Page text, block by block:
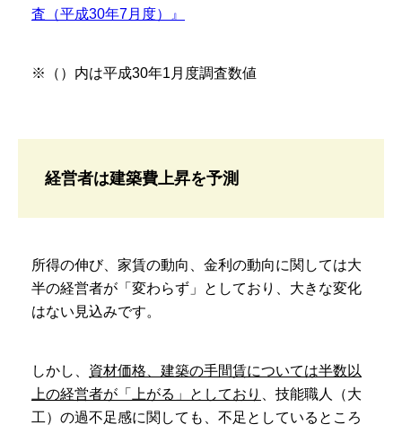
査（平成30年7月度）』
※（）内は平成30年1月度調査数値
経営者は建築費上昇を予測
所得の伸び、家賃の動向、金利の動向に関しては大
半の経営者が「変わらず」としており、大きな変化
はない見込みです。
しかし、 資材価格、建築の手間賃については半数以
上の経営者が「上がる」としており
、技能職人（大
工）の過不足感に関しても、不足としているところ